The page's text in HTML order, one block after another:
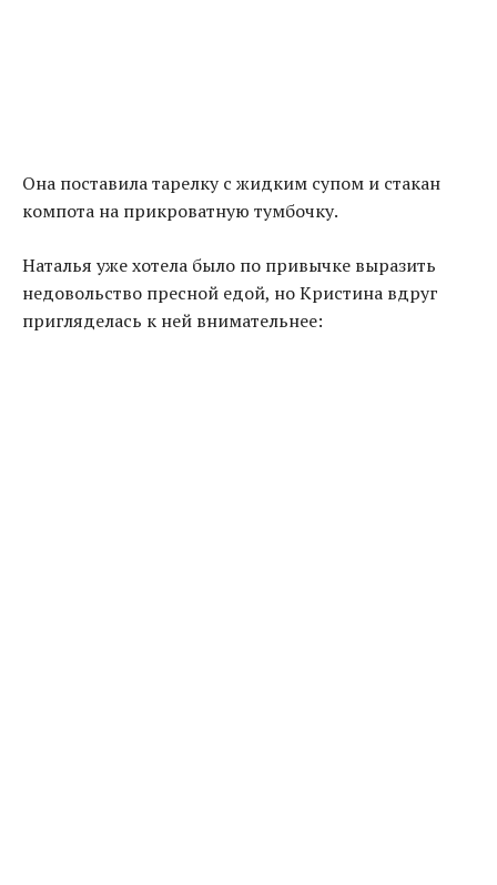
Она поставила тарелку с жидким супом и стакан
компота на прикроватную тумбочку.
Наталья уже хотела было по привычке выразить
недовольство пресной едой, но Кристина вдруг
пригляделась к ней внимательнее: